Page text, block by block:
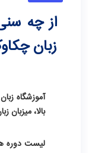
از چه
زبان
بالا، میزبان
لیست دوره